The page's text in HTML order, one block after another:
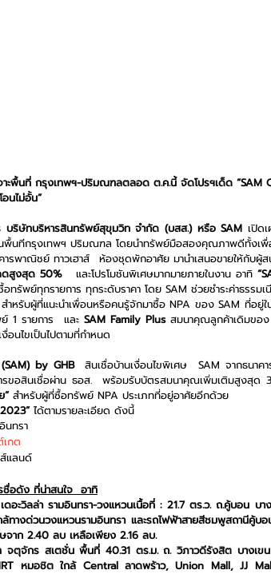
าะพื้นที่ กรุงเทพฯ-ปริมณฑลตลอด ต.ค.นี้ จัดโปรฯเด็ด “SAM
นไม่อั้น”
บริษัทบริหารสินทรัพย์สุขุมวิท จำกัด (บสส.) หรือ SAM เปิด
พื้นทีกรุงเทพฯ ปริมณฑล โดยนำทรัพย์มือสองคุณภาพดีทั้งเพื่
ดสูงสุด 50%
และโปรโมชันพิเศษมากมายภายในงาน อาทิ
ทรัพย์ทุกรายการ ทุกระดับราคา โดย SAM ช่วยชำระค่าธรรม
สำหรับผู้ที่แนะนำเพื่อนหรือคนรู้จักมาซื้อ NPA ของ SAM ที่อยู่ใน
1 รายการ  และ SAM Family Plus สมนาคุณลูกค้าเดิมขอ
งื่อนไขเป็นไปตามที่กำหนด
by GHB
สินเชื่อบ้านเงื่อนไขพิเศษ  SAM จากธนาคาร
ารขอสินเชื่อผ่าน ธอส.  พร้อมรับบัตรสมนาคุณเพิ่มเติมสูงสุ
” สำหรับผู้ที่ซื้อทรัพย์ NPA ประเภทที่อยู่อาศัยอีกด้วย
ได้ตามรายละเอียด ดังนี้
นทรา
เกต
แลนด์
ชื่อดัง ที่น่าสนใจ  อาทิ
ะวิลล่า รามอินทรา-วงแหวนเนื้อที่ : 21.7 ตร.ว. ถ.คู้บอน บา
ล้ทางด่วนวงแหวนรามอินทรา และรถไฟฟ้าสายสีชมพูสถานีคู้
จาก 2.40 ลบ เหลือเพียง 2.16 ลบ.
ตุจักร สเตชั่น พื้นที่ 40.31 ตร.ม. ถ. วิภาวดีรังสิต บางเขน
หมอชิต ใกล้ Central ลาดพร้าว, Union Mall, JJ